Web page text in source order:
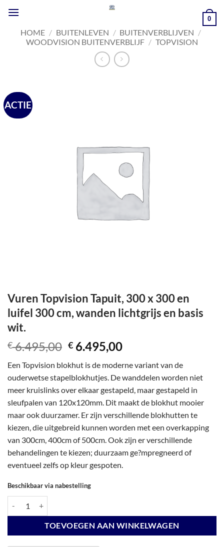
naar
inhoud
0
HOME / BUITENLEVEN / BUITENVERBLIJVEN /
WOODVISION BUITENVERBLIJF / TOPVISION
ACTIE
Vuren Topvision Tapuit, 300 x 300 en
luifel 300 cm, wanden lichtgrijs en basis
wit.
€6.495,00 Oorspronkelijke
was:
€ 6.495,00.
€ 6.495,00Huidige
is:
€ 6.495,00.
Een Topvision blokhut is de moderne variant van de
ouderwetse stapelblokhutjes. De wanddelen worden niet
meer kruislinks over elkaar gestapeld, maar gestapeld in
sleufpalen van 120x120mm. Dit maakt de blokhut mooier
maar ook duurzamer. Er zijn verschillende blokhutten te
kiezen, die uitgebreid kunnen worden met een overkapping
van 300cm, 400cm of 500cm. Ook zijn er verschillende
behandelingen te kiezen; duurzaam ge?mpregneerd of
eventueel zelfs op kleur gespoten.
Beschikbaar via nabestelling
TOEVOEGEN AAN WINKELWAGEN